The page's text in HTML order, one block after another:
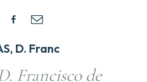
D. Franc
Francisco de